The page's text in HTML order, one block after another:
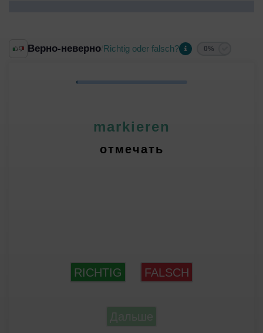
Верно-неверно Richtig oder falsch? 0%
markieren
отмечать
RICHTIG FALSCH
Дальше